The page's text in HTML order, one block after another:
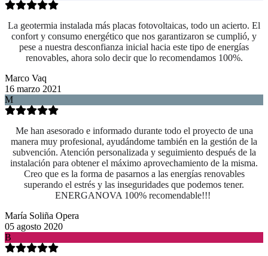
La geotermia instalada más placas fotovoltaicas, todo un acierto. El
confort y consumo energético que nos garantizaron se cumplió, y
pese a nuestra desconfianza inicial hacia este tipo de energías
renovables, ahora solo decir que lo recomendamos 100%.
Marco Vaq
16 marzo 2021
M
Me han asesorado e informado durante todo el proyecto de una
manera muy profesional, ayudándome también en la gestión de la
subvención. Atención personalizada y seguimiento después de la
instalación para obtener el máximo aprovechamiento de la misma.
Creo que es la forma de pasarnos a las energías renovables
superando el estrés y las inseguridades que podemos tener.
ENERGANOVA 100% recomendable!!!
María Soliña Opera
05 agosto 2020
B